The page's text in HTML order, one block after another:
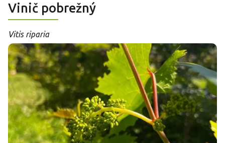
Vinič pobrežný
Vitis riparia